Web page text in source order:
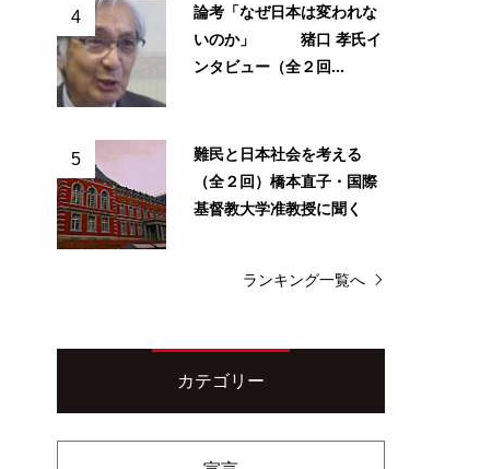
4
論考「なぜ日本は変われな
いのか」 猪口 孝氏イ
ンタビュー（全２回...
5
難民と日本社会を考える
（全２回）橋本直子・国際
基督教大学准教授に聞く
ランキング一覧へ
カテゴリー